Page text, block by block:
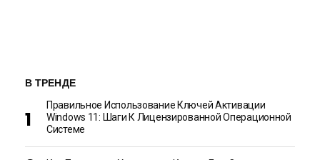
В ТРЕНДЕ
Правильное Использование Ключей Активации
Windows 11: Шаги К Лицензированной Операционной
Системе